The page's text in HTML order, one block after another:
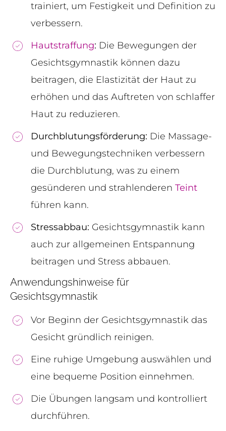
trainiert, um Festigkeit und Definition zu
verbessern.
Hautstraffung: Die Bewegungen der
Gesichtsgymnastik können dazu
beitragen, die Elastizität der Haut zu
erhöhen und das Auftreten von schlaffer
Haut zu reduzieren.
Durchblutungsförderung: Die Massage-
und Bewegungstechniken verbessern
die Durchblutung, was zu einem
gesünderen und strahlenderen Teint
führen kann.
Stressabbau: Gesichtsgymnastik kann
auch zur allgemeinen Entspannung
beitragen und Stress abbauen.
Anwendungshinweise für
Gesichtsgymnastik
Vor Beginn der Gesichtsgymnastik das
Gesicht gründlich reinigen.
Eine ruhige Umgebung auswählen und
eine bequeme Position einnehmen.
Die Übungen langsam und kontrolliert
durchführen.